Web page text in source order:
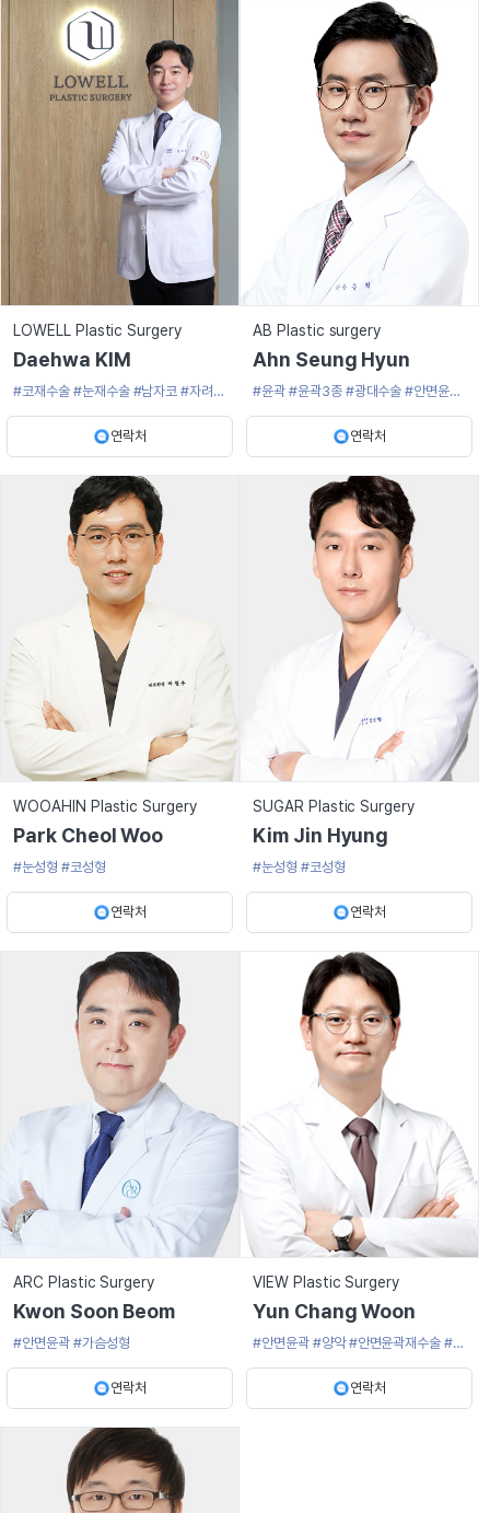
LOWELL Plastic Surgery
Daehwa KIM
#코재수술 #눈재수술 #남자코 #자려한
코#코재건
연락처
AB Plastic surgery
Ahn Seung Hyun
#윤곽 #윤곽3종 #광대수술 #안면윤곽
#턱끝수술
연락처
WOOAHIN Plastic Surgery
Park Cheol Woo
#눈성형 #코성형
연락처
SUGAR Plastic Surgery
Kim Jin Hyung
#눈성형 #코성형
연락처
ARC Plastic Surgery
Kwon Soon Beom
#안면윤곽 #가슴성형
연락처
VIEW Plastic Surgery
Yun Chang Woon
#안면윤곽 #양악 #안면윤곽재수술 #광
대축소술#사각턱수술
연락처